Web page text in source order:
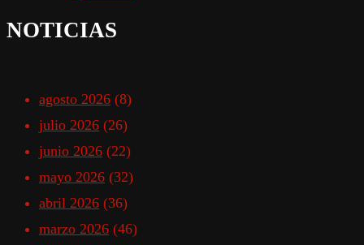
NOTICIAS
agosto 2026 (8)
julio 2026 (26)
junio 2026 (22)
mayo 2026 (32)
abril 2026 (36)
marzo 2026 (46)